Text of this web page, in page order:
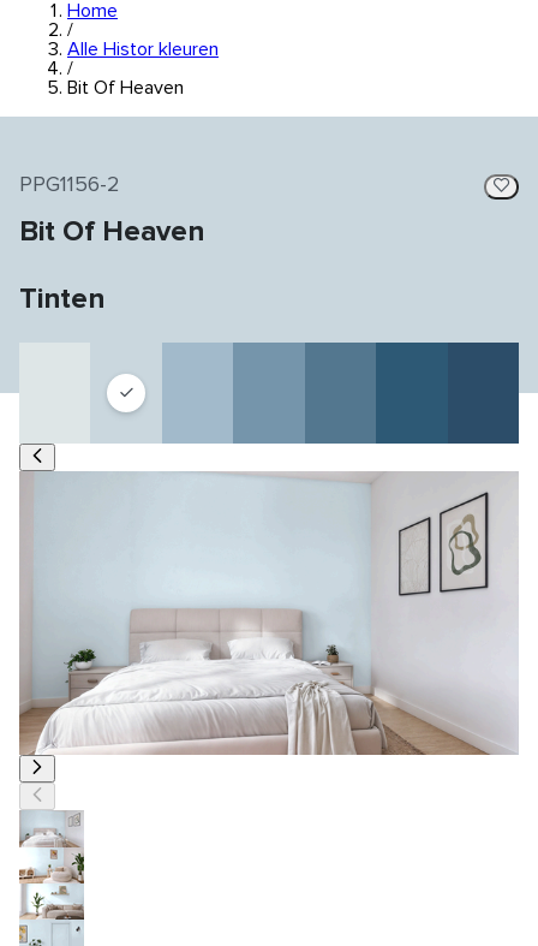
Home
/
Alle Histor kleuren
/
Bit Of Heaven
PPG1156-2
Bit Of Heaven
Tinten